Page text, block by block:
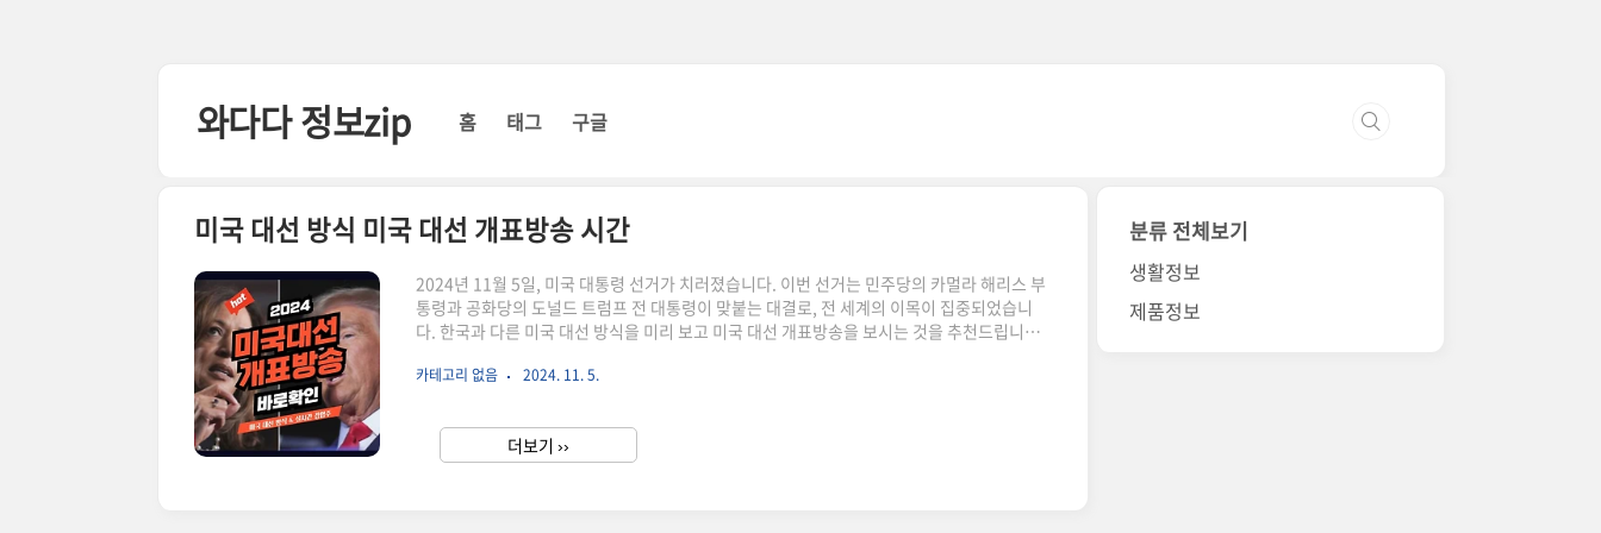
와다다 정보zip 홈 태그 구글
미국 대선 방식 미국 대선 개표방송 시간
2024년 11월 5일, 미국 대통령 선거가 치러졌습니다. 이번 선거는 민주당의 카멀라 해리스 부
통령과 공화당의 도널드 트럼프 전 대통령이 맞붙는 대결로, 전 세계의 이목이 집중되었습니
다. 한국과 다른 미국 대선 방식을 미리 보고 미국 대선 개표방송을 보시는 것을 추천드립니다
11월 6일 오전 9시부터 주요 방송사에서 실시간으로 중계됩니다. KBS, MBC, SBS 등 국내 주
대선 소식이 전하고 있습니다. 2022년 미국 대선 때 조 바이든 대통령이 확정 짓기까지 약 12
일이 걸려서 이번에는 얼마나 걸릴지도 궁금한 부분입..
카테고리 없음 2024. 11. 5.
더보기 ››
분류 전체보기
생활정보
제품정보